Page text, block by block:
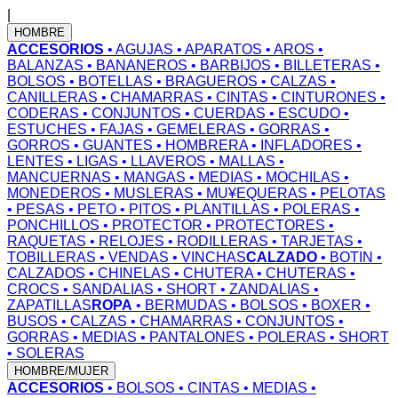
HOMBRE
ACCESORIOS • AGUJAS • APARATOS • AROS •
BALANZAS • BANANEROS • BARBIJOS • BILLETERAS •
BOLSOS • BOTELLAS • BRAGUEROS • CALZAS •
CANILLERAS • CHAMARRAS • CINTAS • CINTURONES •
CODERAS • CONJUNTOS • CUERDAS • ESCUDO •
ESTUCHES • FAJAS • GEMELERAS • GORRAS •
GORROS • GUANTES • HOMBRERA• INFLADORES •
LENTES • LIGAS • LLAVEROS • MALLAS •
MANCUERNAS • MANGAS • MEDIAS • MOCHILAS •
MONEDEROS • MUSLERAS • MU¥EQUERAS • PELOTAS
• PESAS • PETO • PITOS • PLANTILLAS • POLERAS •
PONCHILLOS • PROTECTOR • PROTECTORES •
RAQUETAS • RELOJES • RODILLERAS • TARJETAS •
TOBILLERAS • VENDAS • VINCHASCALZADO • BOTIN •
CALZADOS • CHINELAS • CHUTERA• CHUTERAS •
CROCS • SANDALIAS • SHORT • ZANDALIAS •
ZAPATILLAS ROPA • BERMUDAS • BOLSOS • BOXER •
BUSOS • CALZAS • CHAMARRAS • CONJUNTOS •
GORRAS • MEDIAS • PANTALONES • POLERAS • SHORT
• SOLERAS
HOMBRE/MUJER
ACCESORIOS • BOLSOS • CINTAS • MEDIAS •